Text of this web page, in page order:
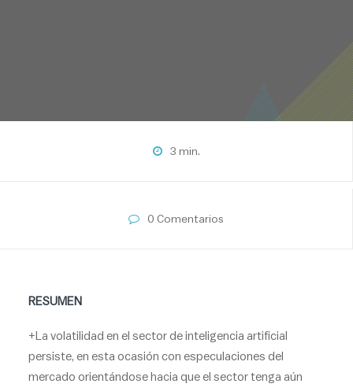
3 min.
0 Comentarios
RESUMEN
+La volatilidad en el sector de inteligencia artificial
persiste, en esta ocasión con especulaciones del
mercado orientándose hacia que el sector tenga aún